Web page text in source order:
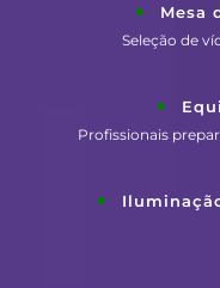
Mesa
Seleção de
Profissionais